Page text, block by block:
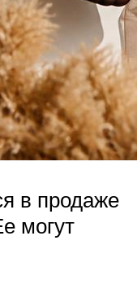
в продаже
могут